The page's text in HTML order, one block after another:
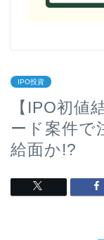
IPO投資
【IPO初値
ード案件で
給面か!?